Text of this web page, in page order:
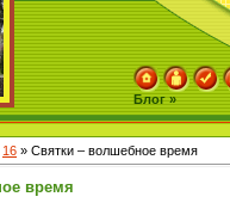
Блог »
16 » Святки – волшебное время
время